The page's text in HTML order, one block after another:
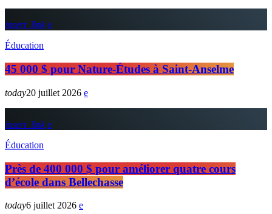
insert_link
Éducation
45 000 $ pour Nature-Études à Saint-Anselme
today20 juillet 2026
insert_link
Éducation
Près de 400 000 $ pour améliorer quatre cours
d’école dans Bellechasse
today6 juillet 2026